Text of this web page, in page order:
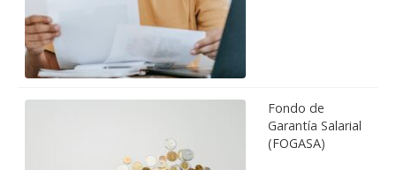
Fondo de
Garantía Salarial
(FOGASA)